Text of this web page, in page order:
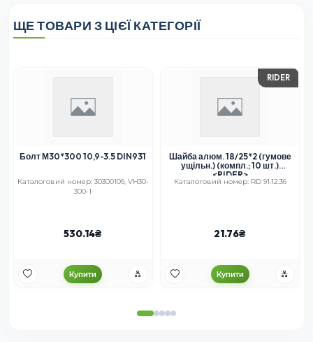
ЩЕ ТОВАРИ З ЦІЄЇ КАТЕГОРІЇ
Болт М30*300 10,9-3.5 DIN931
Каталоговий номер: 30300109, VH30-
300-1
530.14
Купити
RIDER
Шайба алюм. 18/25*2 (гумове
ущільн.) (компл.; 10 шт.)
<RIDER>
Каталоговий номер: RD 91.12.36
21.76
Купити